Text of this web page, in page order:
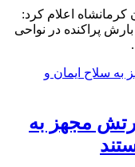
اعلام کرد:
پراکنده در نواحی
مجهز به